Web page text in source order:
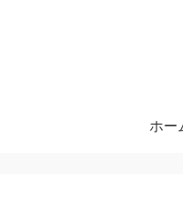
ホー